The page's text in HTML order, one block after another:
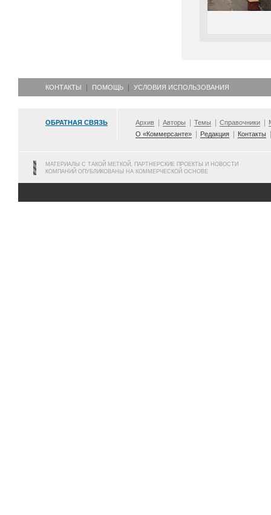
КОНТАКТЫ ПОМОЩЬ УСЛОВИЯ ИСПОЛЬЗОВАНИЯ
ОБРАТНАЯ СВЯЗЬ Архив Авторы Темы Справочники
О «Коммерсанте»
Редакция Контакты
МАТЕРИАЛЫ С ТАКОЙ МЕТКОЙ, ПАРТНЕРСКИЕ ПРОЕКТЫ И НОВОСТИ
КОМПАНИЙ ОПУБЛИКОВАНЫ НА КОММЕРЧЕСКОЙ ОСНОВЕ